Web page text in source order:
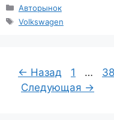
Рубрики
Авторынок
Метки
Volkswagen
← Назад Страница
1 … 38
Следующая →